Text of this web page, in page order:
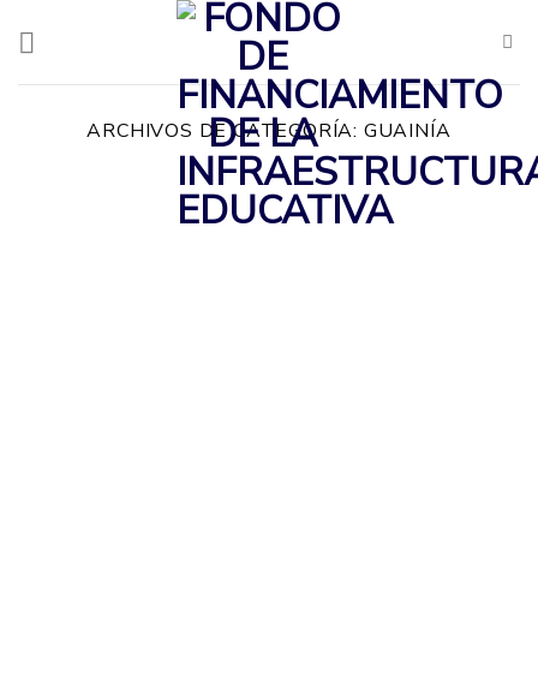
ARCHIVOS DE CATEGORÍA: GUAINÍA